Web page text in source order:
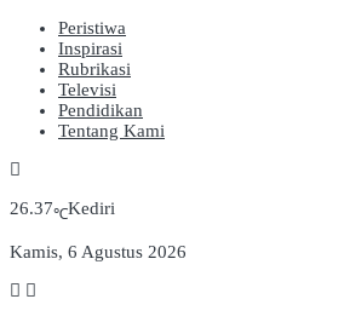
Peristiwa
Inspirasi
Rubrikasi
Televisi
Pendidikan
Tentang Kami
26.37℃Kediri
Kamis, 6 Agustus 2026